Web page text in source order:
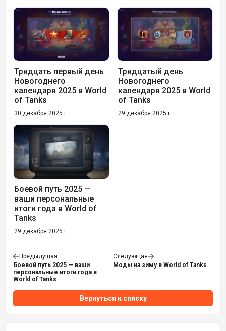
Тридцать первый день
Новогоднего
календаря 2025 в World
of Tanks
30 декабря 2025 г.
Тридцатый день
Новогоднего
календаря 2025 в World
of Tanks
29 декабря 2025 г.
Боевой путь 2025 —
ваши персональные
итоги года в World of
Tanks
29 декабря 2025 г.
Предыдущая
Боевой путь 2025 — ваши
персональные итоги года в
World of Tanks
Следующая
Моды на зиму в World of Tanks
Вернуться к списку